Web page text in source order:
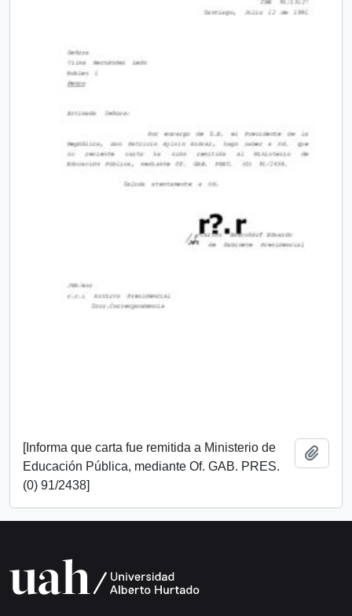
[Informa que carta fue remitida a Ministerio de
Educación Pública, mediante Of. GAB. PRES.
(0) 91/2438]